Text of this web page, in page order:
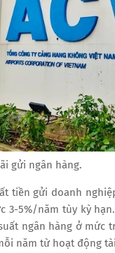
gửi ngân hàng.
tiền gửi doanh
3-5%/năm tùy kỳ
ngân hàng ở mức
năm từ hoạt động